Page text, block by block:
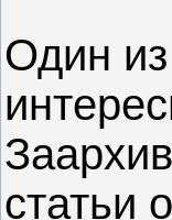
Один
статьи